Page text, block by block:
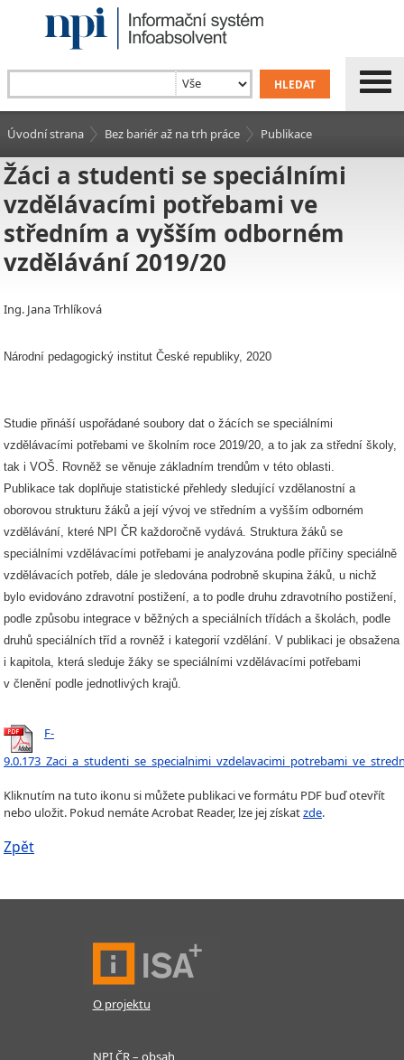
Úvodní strana Bez bariér až na trh práce Publikace
Žáci a studenti se speciálními
vzdělávacími potřebami ve
středním a vyšším odborném
vzdělávání 2019/20
Ing. Jana Trhlíková
Národní pedagogický institut České republiky, 2020
Studie přináší uspořádané soubory dat o žácích se speciálními
vzdělávacími potřebami ve školním roce 2019/20, a to jak za střední školy,
tak i VOŠ. Rovněž se věnuje základním trendům v této oblasti.
Publikace tak doplňuje statistické přehledy sledující vzdělanostní a
oborovou strukturu žáků a její vývoj ve středním a vyšším odborném
vzdělávání, které NPI ČR každoročně vydává. Struktura žáků se
speciálními vzdělávacími potřebami je analyzována podle příčiny speciálně
vzdělávacích potřeb, dále je sledována podrobně skupina žáků, u nichž
bylo evidováno zdravotní postižení, a to podle druhu zdravotního postižení,
podle způsobu integrace v běžných a speciálních třídách a školách, podle
druhů speciálních tříd a rovněž i kategorií vzdělání. V publikaci je obsažena
i kapitola, která sleduje žáky se speciálními vzdělávacími potřebami
v členění podle jednotlivých krajů.
F-
Kliknutím na tuto ikonu si můžete publikaci ve formátu PDF buď otevřít
nebo uložit. Pokud nemáte Acrobat Reader, lze jej získatzde.
Zpět
O projektu
NPI ČR – obsah